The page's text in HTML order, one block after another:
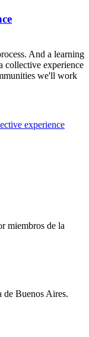
And a learning
collective experience
we'll work
experience
miembros de la
de Buenos Aires.